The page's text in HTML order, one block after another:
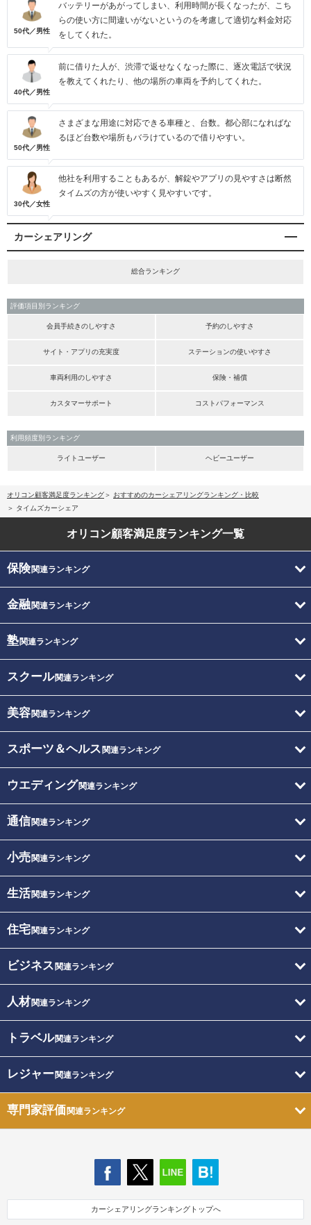
50代／男性
バッテリーがあがってしまい、利用時間が長くなったが、こち
らの使い方に間違いがないというのを考慮して適切な料金対応
をしてくれた。
40代／男性
前に借りた人が、渋滞で返せなくなった際に、逐次電話で状況
を教えてくれたり、他の場所の車両を予約してくれた。
50代／男性
さまざまな用途に対応できる車種と、台数。都心部になればな
るほど台数や場所もバラけているので借りやすい。
30代／女性
他社を利用することもあるが、解錠やアプリの見やすさは断然
タイムズの方が使いやすく見やすいです。
カーシェアリング
総合ランキング
評価項目別ランキング
会員手続きのしやすさ 予約のしやすさ
サイト・アプリの充実度 ステーションの使いやすさ
車両利用のしやすさ 保険・補償
カスタマーサポート コストパフォーマンス
利用頻度別ランキング
ライトユーザー ヘビーユーザー
オリコン顧客満足度ランキング
おすすめのカーシェアリングランキング・比較
タイムズカーシェア
オリコン顧客満足度ランキング一覧
保険関連ランキング
金融関連ランキング
塾関連ランキング
スクール関連ランキング
美容関連ランキング
スポーツ＆ヘルス 関連ランキング
ウエディング関連ランキング
通信関連ランキング
小売関連ランキング
生活関連ランキング
住宅関連ランキング
ビジネス 関連ランキング
人材関連ランキング
トラベル関連ランキング
レジャー関連ランキング
専門家評価関連ランキング
カーシェアリングランキングトップへ